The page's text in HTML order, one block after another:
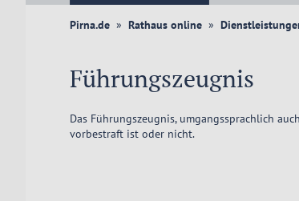
Pirna.de Rathaus online
Führungszeugnis
Das Führungszeugnis, umgangssprachlich
vorbestraft ist oder nicht.